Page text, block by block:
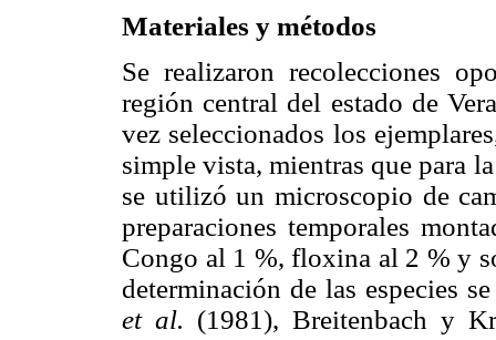
Materiales y métodos
Se realizaron recolecciones
región central del estado de
vez seleccionados los
simple vista, mientras que para
se utilizó un microscopio de
preparaciones temporales
Congo al 1 %, floxina al 2 % y
determinación de las especies
et al. (1981), Breitenbach y